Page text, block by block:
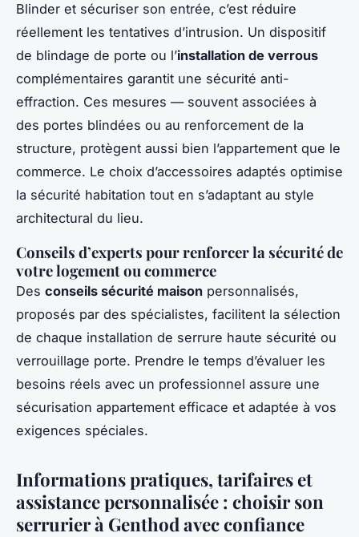
Blinder et sécuriser son entrée, c’est réduire
réellement les tentatives d’intrusion. Un dispositif
de blindage de porte ou l’installation de verrous
complémentaires garantit une sécurité anti-
effraction. Ces mesures — souvent associées à
des portes blindées ou au renforcement de la
structure, protègent aussi bien l’appartement que le
commerce. Le choix d’accessoires adaptés optimise
la sécurité habitation tout en s’adaptant au style
architectural du lieu.
Conseils d’experts pour renforcer la sécurité de
votre logement ou commerce
Des conseils sécurité maison personnalisés,
proposés par des spécialistes, facilitent la sélection
de chaque installation de serrure haute sécurité ou
verrouillage porte. Prendre le temps d’évaluer les
besoins réels avec un professionnel assure une
sécurisation appartement efficace et adaptée à vos
exigences spéciales.
Informations pratiques, tarifaires et
assistance personnalisée : choisir son
serrurier à Genthod avec confiance